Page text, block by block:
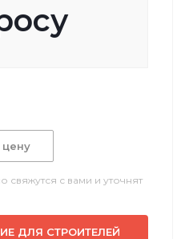
цену
с вами и уточнят
ДЛЯ СТРОИТЕЛЕЙ